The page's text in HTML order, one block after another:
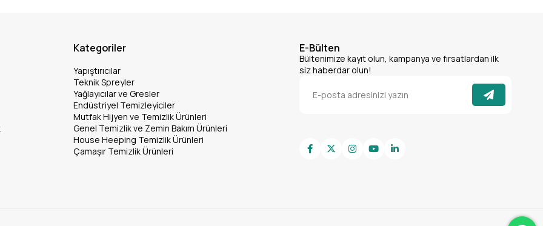
Kategoriler
Yapıştırıcılar
Teknik Spreyler
Yağlayıcılar ve Gresler
Endüstriyel Temizleyiciler
Mutfak Hijyen ve Temizlik Ürünleri
Genel Temizlik ve Zemin Bakım Ürünleri
House Heeping Temizlik Ürünleri
Çamaşır Temizlik Ürünleri
E-Bülten
Bültenimize kayıt olun, kampanya ve fırsatlardan ilk
siz haberdar olun!